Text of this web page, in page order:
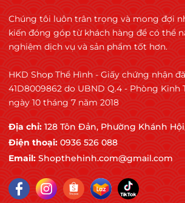
Chúng tôi luôn trân trọng và mong đợi
kiến đóng góp từ khách hàng để có thể
nghiệm dịch vụ và sản phẩm tốt hơn.
HKD Shop Thể Hình - Giấy chứng nhận
41D8009862 do UBND Q.4 - Phòng Kinh
ngày 10 tháng 7 năm 2018
Địa chỉ: 128 Tôn Đản, Phường Khánh
Điện thoại: 0936 526 088
Email: Shopthehinh.com@gmail.com